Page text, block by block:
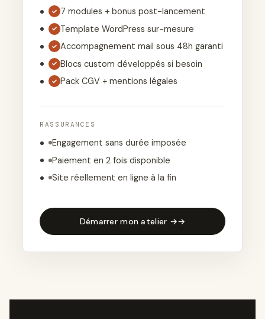
✓ 7 modules + bonus post-lancement
✓ Template WordPress sur-mesure
✓ Accompagnement mail sous 48h garanti
✓ Blocs custom développés si besoin
✓ Pack CGV + mentions légales
RASSURANCES
Engagement sans durée imposée
Paiement en 2 fois disponible
Site réellement en ligne à la fin
Démarrer mon atelier →→